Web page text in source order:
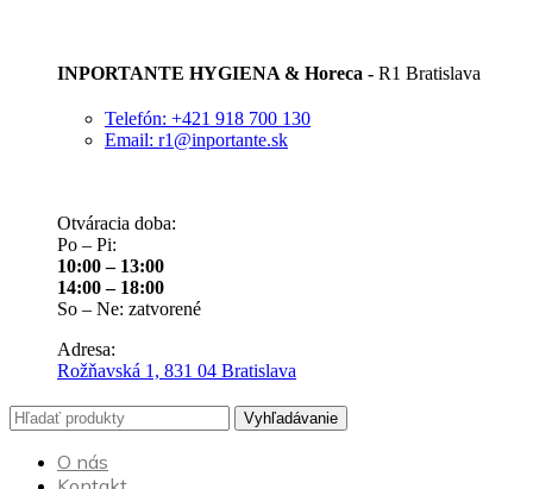
INPORTANTE HYGIENA & Horeca - R1 Bratislava
Telefón: +421 918 700 130
Email: r1@inportante.sk
Otváracia doba:
Po – Pi:
10:00 – 13:00
14:00 – 18:00
So – Ne: zatvorené
Adresa:
Rožňavská 1, 831 04 Bratislava
Vyhľadávanie
O nás